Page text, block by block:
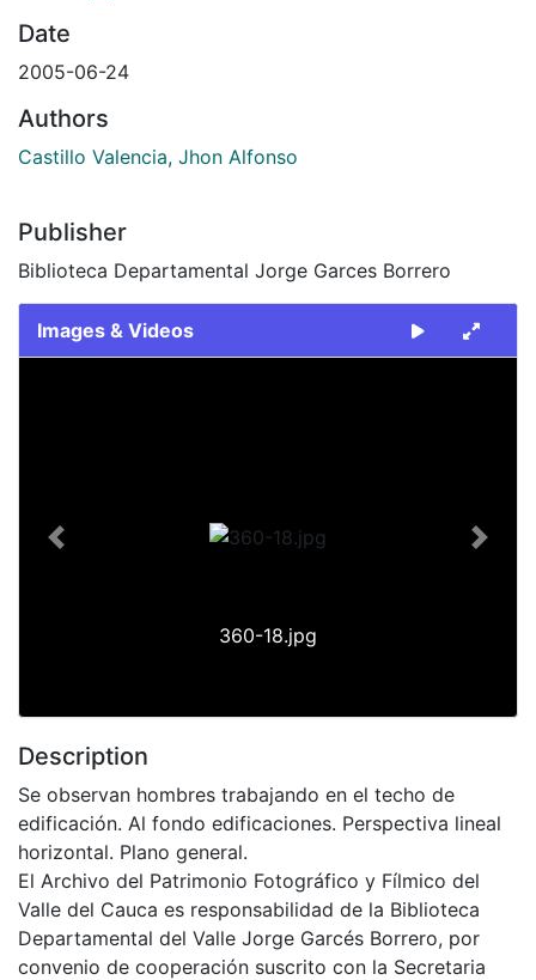
Date
2005-06-24
Authors
Castillo Valencia, Jhon Alfonso
Publisher
Biblioteca Departamental Jorge Garces Borrero
Images & Videos
360-18.jpg
Previous Next
Description
Se observan hombres trabajando en el techo de
edificación. Al fondo edificaciones. Perspectiva lineal
horizontal. Plano general.
El Archivo del Patrimonio Fotográfico y Fílmico del
Valle del Cauca es responsabilidad de la Biblioteca
Departamental del Valle Jorge Garcés Borrero, por
convenio de cooperación suscrito con la Secretaria